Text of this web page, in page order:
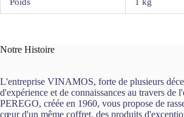
Notre Histoire
L'entreprise VINAMOS, forte de plusieurs
d'expérience et de connaissances au travers de
PEREGO, créée en 1960, vous propose de
cœur d'un même coffret, des produits